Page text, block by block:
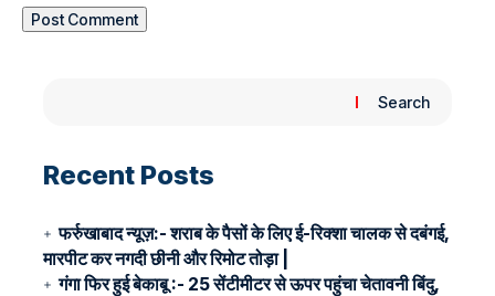
Search
Recent Posts
फर्रुखाबाद न्यूज़:- शराब के पैसों के लिए ई-रिक्शा चालक से दबंगई,
मारपीट कर नगदी छीनी और रिमोट तोड़ा |
गंगा फिर हुई बेकाबू :- 25 सेंटीमीटर से ऊपर पहुंचा चेतावनी बिंदु,